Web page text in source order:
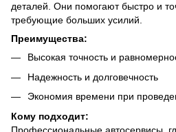
деталей. Они помогают быстро и
требующие больших усилий.
Преимущества:
Высокая точность и
Надежность и долговечность
Экономия времени при
Кому подходит:
Профессиональные автосервисы,